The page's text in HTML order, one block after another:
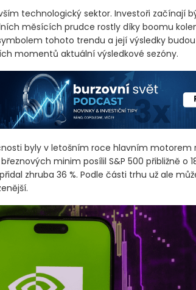
technologický sektor. Investoři začínají
měsících prudce rostly díky boomu
tohoto trendu a její výsledky
momentů aktuální výsledkové sezóny.
byly v letošním roce hlavním motorem
minim posílil S&P 500 přibližně o
zhruba 36 %. Podle části trhu už ale